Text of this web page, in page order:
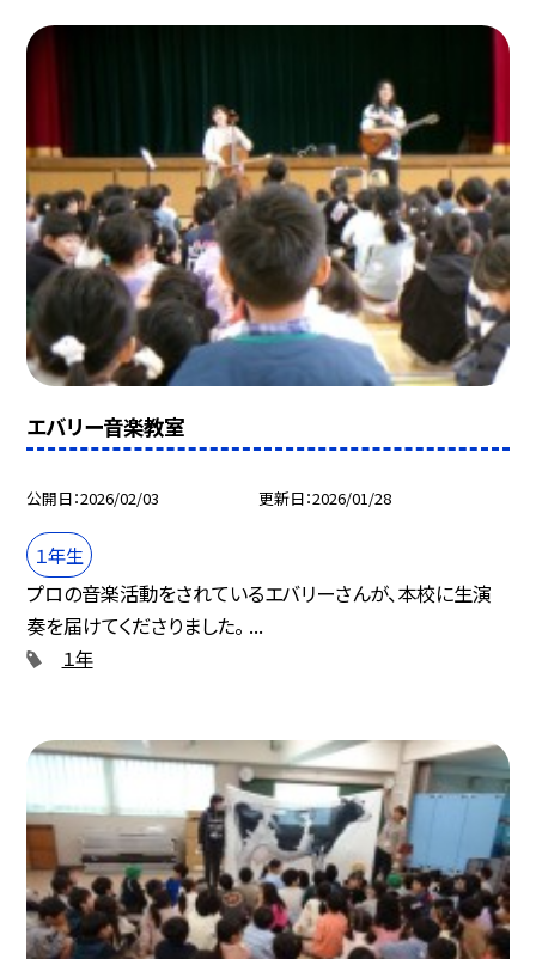
エバリー音楽教室
公開日 2026/02/03 更新日 2026/01/28
１年生
プロの音楽活動をされているエバリーさんが、本校に生演
奏を届けてくださりました。 ...
１年